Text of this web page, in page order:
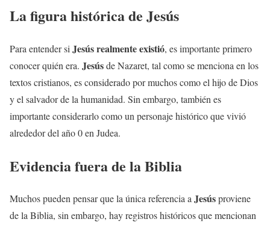
La figura histórica de Jesús
Para entender si Jesúsrealmente existió, es importante primero
conocer quién era. Jesúsde Nazaret, tal como se menciona en los
textos cristianos, es considerado por muchos como el hijo de Dios
y el salvador de la humanidad. Sin embargo, también es
importante considerarlo como un personaje histórico que vivió
alrededor del año 0 en Judea.
Evidencia fuera de la Biblia
Muchos pueden pensar que la única referencia aJesúsproviene
de la Biblia, sin embargo, hay registros históricos que mencionan